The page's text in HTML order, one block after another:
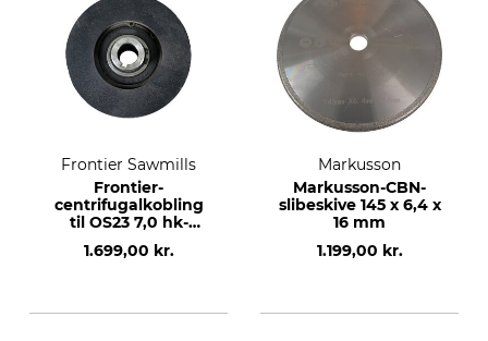
Frontier Sawmills
Frontier-
centrifugalkobling
til OS23 7,0 hk-
1.699,00 kr.
Markusson
Markusson-CBN-
slibeskive 145 x 6,4 x
16 mm
1.199,00 kr.